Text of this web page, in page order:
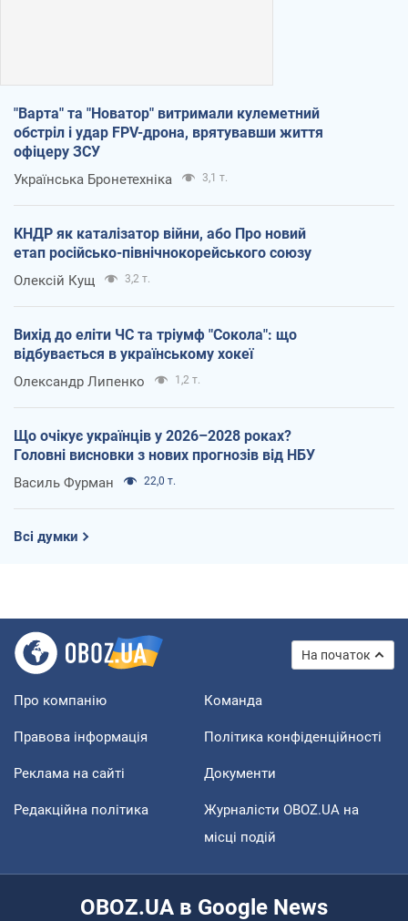
"Варта" та "Новатор" витримали кулеметний
обстріл і удар FPV-дрона, врятувавши життя
офіцеру ЗСУ
Українська Бронетехніка 3,1 т.
КНДР як каталізатор війни, або Про новий
етап російсько-північнокорейського союзу
Олексій Кущ 3,2 т.
Вихід до еліти ЧС та тріумф "Сокола": що
відбувається в українському хокеї
Олександр Липенко 1,2 т.
Що очікує українців у 2026–2028 роках?
Головні висновки з нових прогнозів від НБУ
Василь Фурман 22,0 т.
Всі думки
На початок
Про компанію Команда
Правова інформація Політика конфіденційності
Реклама на сайті Документи
Редакційна політика
Журналісти OBOZ.UA на
місці подій
OBOZ.UA в Google News